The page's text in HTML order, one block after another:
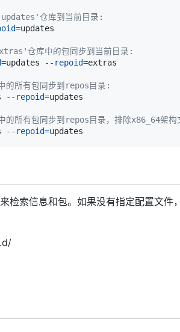
仓库到当前目录:
=
仓库中的包同步到当前目录:
=updates --repoid=
所有包同步到repos目录:
--repoid=
所有包同步到repos目录，排除x86_64架
--repoid=
检索信息和包。如果没有指定配置文件